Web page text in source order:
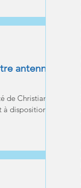
antenne
de Christian et
à disposition